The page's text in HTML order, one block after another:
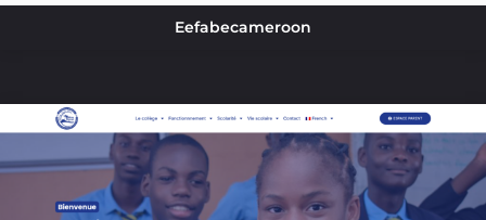
Eefabecameroon